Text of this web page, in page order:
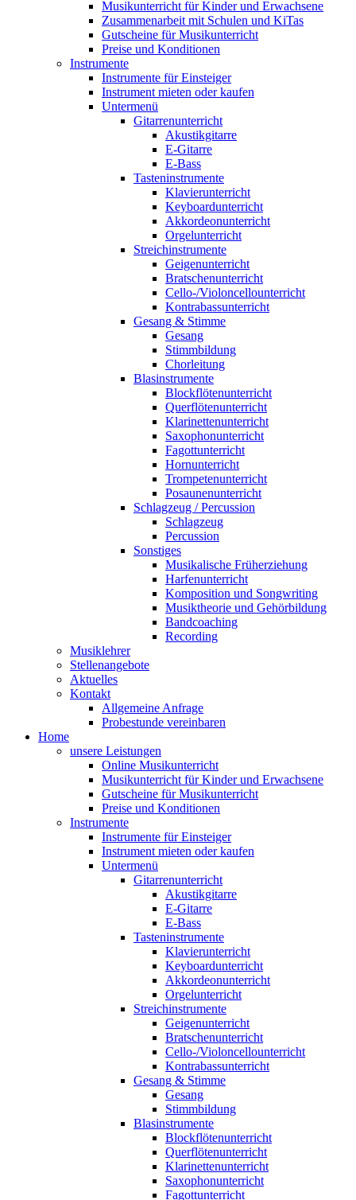
Musikunterricht für Kinder und Erwachsene
Zusammenarbeit mit Schulen und KiTas
Gutscheine für Musikunterricht
Preise und Konditionen
Instrumente
Instrumente für Einsteiger
Instrument mieten oder kaufen
Untermenü
Gitarrenunterricht
Akustikgitarre
E-Gitarre
E-Bass
Tasteninstrumente
Klavierunterricht
Keyboardunterricht
Akkordeonunterricht
Orgelunterricht
Streichinstrumente
Geigenunterricht
Bratschenunterricht
Cello-/Violoncellounterricht
Kontrabassunterricht
Gesang & Stimme
Gesang
Stimmbildung
Chorleitung
Blasinstrumente
Blockflötenunterricht
Querflötenunterricht
Klarinettenunterricht
Saxophonunterricht
Fagottunterricht
Hornunterricht
Trompetenunterricht
Posaunenunterricht
Schlagzeug / Percussion
Schlagzeug
Percussion
Sonstiges
Musikalische Früherziehung
Harfenunterricht
Komposition und Songwriting
Musiktheorie und Gehörbildung
Bandcoaching
Recording
Musiklehrer
Stellenangebote
Aktuelles
Kontakt
Allgemeine Anfrage
Probestunde vereinbaren
Home
unsere Leistungen
Online Musikunterricht
Musikunterricht für Kinder und Erwachsene
Gutscheine für Musikunterricht
Preise und Konditionen
Instrumente
Instrumente für Einsteiger
Instrument mieten oder kaufen
Untermenü
Gitarrenunterricht
Akustikgitarre
E-Gitarre
E-Bass
Tasteninstrumente
Klavierunterricht
Keyboardunterricht
Akkordeonunterricht
Orgelunterricht
Streichinstrumente
Geigenunterricht
Bratschenunterricht
Cello-/Violoncellounterricht
Kontrabassunterricht
Gesang & Stimme
Gesang
Stimmbildung
Blasinstrumente
Blockflötenunterricht
Querflötenunterricht
Klarinettenunterricht
Saxophonunterricht
Fagottunterricht